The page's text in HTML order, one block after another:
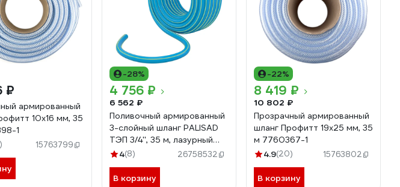
₽
армированный
10х16 мм, 35
1
15763799
-28%
4 756 ₽
6 562 ₽
Поливочный армированный
3-слойный шланг PALISAD
ТЭП 3/4'', 35 м, лазурный
PALISAD 67109
4(8) 26758532
В корзину
-22%
8 419 ₽
10 802 ₽
Прозрачный армированный
шланг Профитт 19х25 мм, 35
м 7760367-1
4.9(20) 15763802
В корзину